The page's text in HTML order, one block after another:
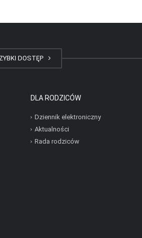
DOSTĘP
DLA RODZICÓW
Dziennik elektroniczny
Aktualności
Rada rodziców